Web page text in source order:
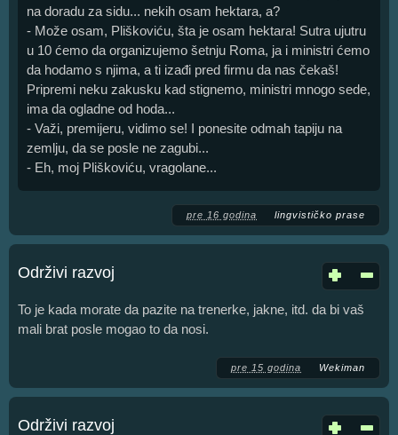
na doradu za sidu... nekih osam hektara, a?
- Može osam, Pliškoviću, šta je osam hektara! Sutra ujutru
u 10 ćemo da organizujemo šetnju Roma, ja i ministri ćemo
da hodamo s njima, a ti izađi pred firmu da nas čekaš!
Pripremi neku zakusku kad stignemo, ministri mnogo sede,
ima da ogladne od hoda...
- Važi, premijeru, vidimo se! I ponesite odmah tapiju na
zemlju, da se posle ne zagubi...
- Eh, moj Pliškoviću, vragolane...
pre 16 godina lingvističko prase
Održivi razvoj
To je kada morate da pazite na trenerke, jakne, itd. da bi vaš
mali brat posle mogao to da nosi.
pre 15 godina Wekiman
Održivi razvoj